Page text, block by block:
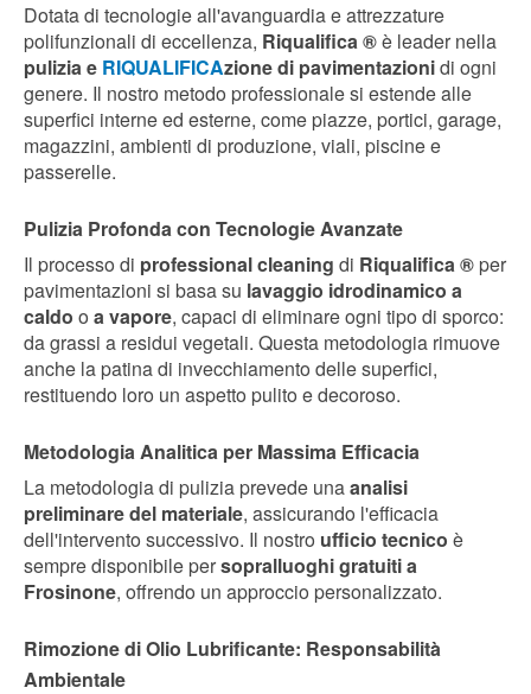
Dotata di tecnologie all'avanguardia e attrezzature
polifunzionali di eccellenza, Riqualifica ®è leader nella
pulizia e RIQUALIFICAzione di pavimentazionidi ogni
genere. Il nostro metodo professionale si estende alle
superfici interne ed esterne, come piazze, portici, garage,
magazzini, ambienti di produzione, viali, piscine e
passerelle.
Pulizia Profonda con Tecnologie Avanzate
Il processo di professional cleaning di Riqualifica ® per
pavimentazioni si basa su lavaggio idrodinamico a
caldo o a vapore, capaci di eliminare ogni tipo di sporco:
da grassi a residui vegetali. Questa metodologia rimuove
anche la patina di invecchiamento delle superfici,
restituendo loro un aspetto pulito e decoroso.
Metodologia Analitica per Massima Efficacia
La metodologia di pulizia prevede unaanalisi
preliminare del materiale, assicurando l'efficacia
dell'intervento successivo. Il nostro ufficio tecnico è
sempre disponibile persopralluoghi gratuiti a
Frosinone, offrendo un approccio personalizzato.
Rimozione di Olio Lubrificante: Responsabilità
Ambientale